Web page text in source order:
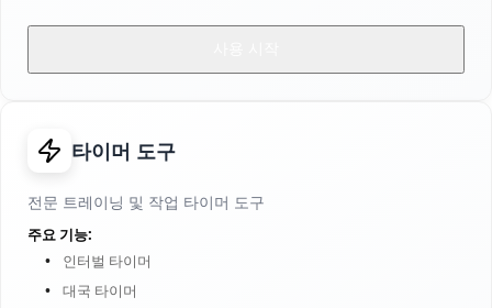
타이머 도구
전문 트레이닝 및 작업 타이머 도구
주요 기능:
인터벌 타이머
대국 타이머